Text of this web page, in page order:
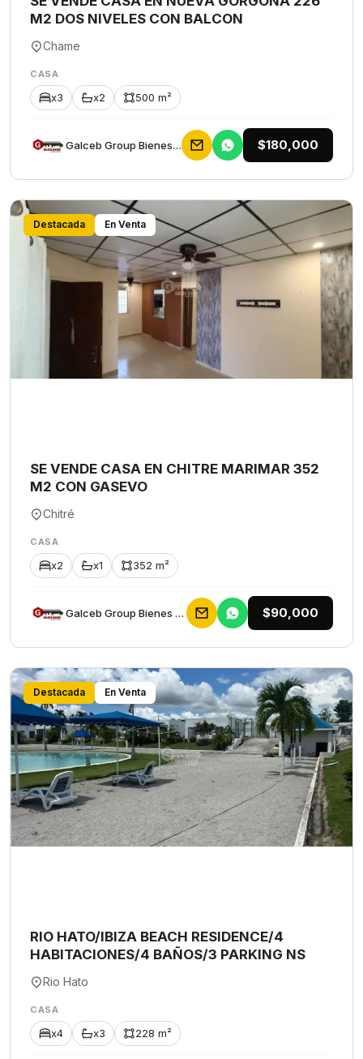
M2 DOS NIVELES CON BALCON
Chame
CASA
x3 x2 500 m²
Galceb Group Bienes Raices $180,000
Destacada En Venta
SE VENDE CASA EN CHITRE MARIMAR 352
M2 CON GASEVO
Chitré
CASA
x2 x1 352 m²
Galceb Group Bienes Raices $90,000
Destacada En Venta
RIO HATO/IBIZA BEACH RESIDENCE/4
HABITACIONES/4 BAÑOS/3 PARKING NS
Rio Hato
CASA
x4 x3 228 m²